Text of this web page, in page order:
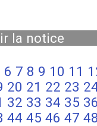
la notice
6 7 8 9 10 11
20 21 22 23
32 33 34 35
44 45 46 47